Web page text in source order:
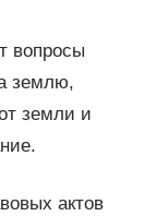
вопросы
землю,
земли и
актов